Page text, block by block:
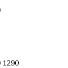
1290